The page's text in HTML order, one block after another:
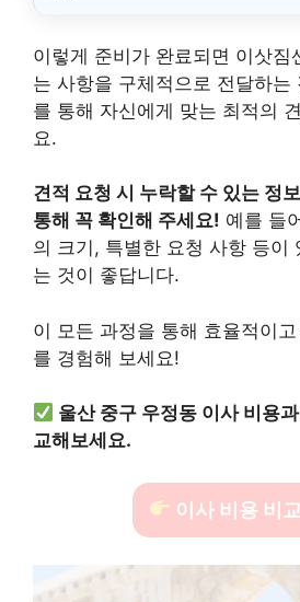
이렇게 준비가 완료되면 이삿짐
는 사항을 구체적으로 전달하는
를 통해 자신에게 맞는 최적의
요.
견적 요청 시 누락할 수 있는 정
통해 꼭 확인해 주세요! 예를 들
의 크기, 특별한 요청 사항 등이
는 것이 좋답니다.
이 모든 과정을 통해 효율적이
를 경험해 보세요!
울산 중구 우정동 이사 비용
교해보세요.
이사 비용 비